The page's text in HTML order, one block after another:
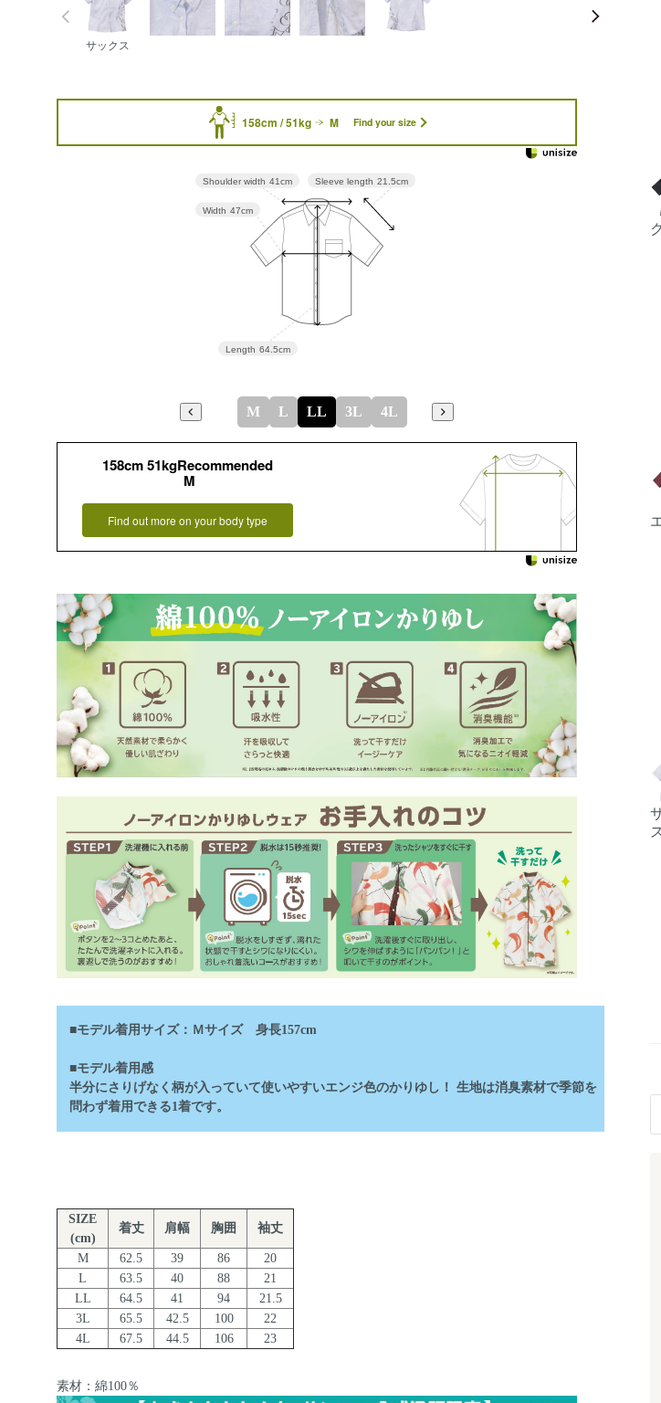
サックス
158cm / 51kg M Find your size
Sleeve length 21.5cm
Length 64.5cm
Width 47cm
Shoulder width 41cm
M L LL 3L 4L
158cm 51kgRecommended
M
Find out more on your body type
■モデル着用サイズ：Ｍサイズ 身長157cm
■モデル着用感
半分にさりげなく柄が入っていて使いやすいエンジ色のかりゆし！ 生地は消臭素材で季節を
問わず着用できる1着です。
SIZE
(cm)
着丈 肩幅 胸囲 袖丈
M 62.5 39 86
20
L
63.5 40 88
21
LL
64.5 41 94
21.5
3L
65.5 42.5 100
22
4L
67.5 44.5 106 23
素材：綿100％
ス